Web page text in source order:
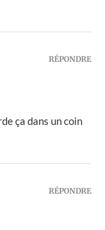
ça dans un coin
RÉPONDRE
RÉPONDRE